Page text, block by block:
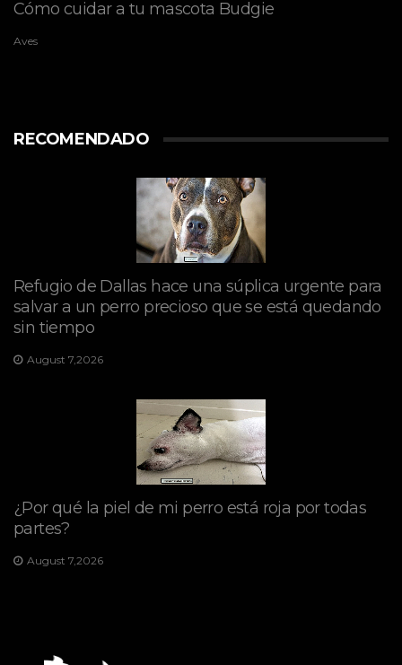
Cómo cuidar a tu mascota Budgie
Aves
RECOMENDADO
Refugio de Dallas hace una súplica urgente para
salvar a un perro precioso que se está quedando
sin tiempo
August 7,2026
¿Por qué la piel de mi perro está roja por todas
partes?
August 7,2026